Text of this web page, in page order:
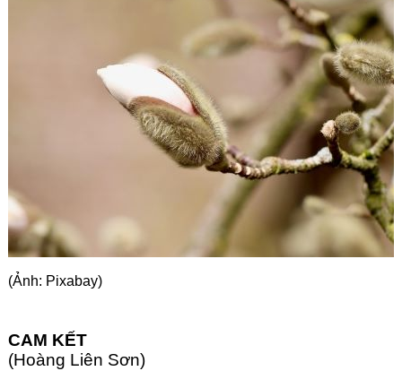
(Ảnh: Pixabay)
CAM KẾT
(Hoàng Liên Sơn)